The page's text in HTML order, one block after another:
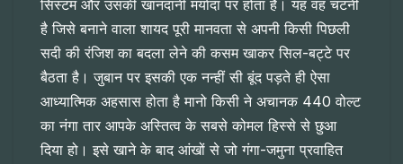
सिस्टम और उसकी खानदानी मर्यादा पर होता है। यह वह चटनी
है जिसे बनाने वाला शायद पूरी मानवता से अपनी किसी पिछली
सदी की रंजिश का बदला लेने की कसम खाकर सिल-बट्टे पर
बैठता है। जुबान पर इसकी एक नन्हीं सी बूंद पड़ते ही ऐसा
आध्यात्मिक अहसास होता है मानो किसी ने अचानक 440 वोल्ट
का नंगा तार आपके अस्तित्व के सबसे कोमल हिस्से से छुआ
दिया हो। इसे खाने के बाद आंखों से जो गंगा-जमुना प्रवाहित